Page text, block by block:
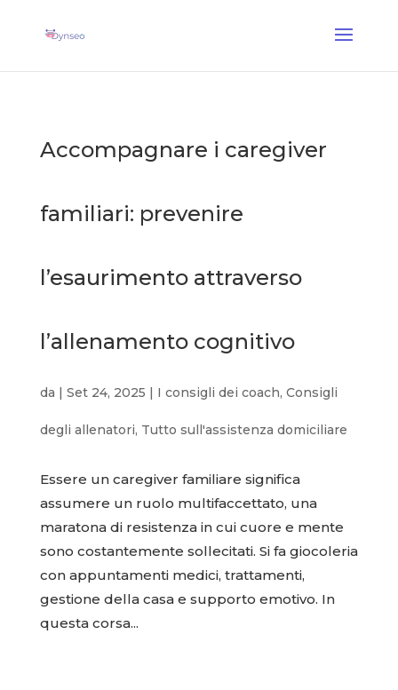
Accompagnare i caregiver
familiari: prevenire
l’esaurimento attraverso
l’allenamento cognitivo
da | Set 24, 2025 | I consigli dei coach, Consigli
degli allenatori, Tutto sull'assistenza domiciliare
Essere un caregiver familiare significa
assumere un ruolo multifaccettato, una
maratona di resistenza in cui cuore e mente
sono costantemente sollecitati. Si fa giocoleria
con appuntamenti medici, trattamenti,
gestione della casa e supporto emotivo. In
questa corsa...